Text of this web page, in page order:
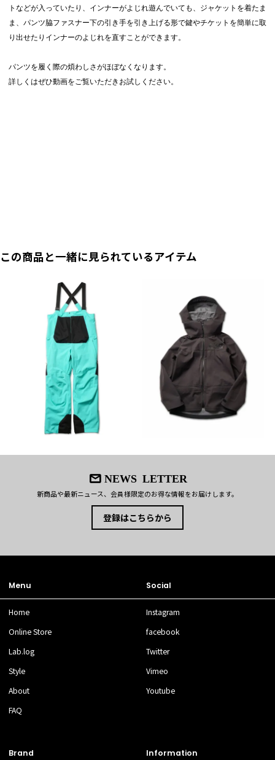
この商品と一緒に見られているアイテム
NEWS LETTER
新商品や最新ニュース、会員様限定のお得な情報をお届けします。
登録はこちらから
Menu
Home
Online Store
Lab.log
Style
About
FAQ
Brand
Social
Instagram
facebook
Twitter
Vimeo
Youtube
Information